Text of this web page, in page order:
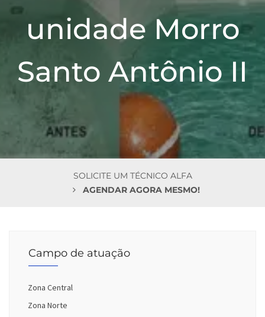
unidade Morro
Santo Antônio II
SOLICITE UM TÉCNICO ALFA
AGENDAR AGORA MESMO!
Campo de atuação
Zona Central
Zona Norte